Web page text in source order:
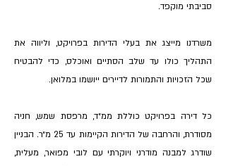
סביבתי מוקפד.
משרדנו מייצג את בעלי הדירות בפרויקט, וליווה את
התהליך כולו עד שלב הסתיים ואוכלס, כדי להבטיח
שכל הזכויות והתמורות לדיירים ייושמו במלואן.
כל דירה בפרויקט כוללת ממ״ד, מרפסת שמש, חניה
מסודרת, והרחבה של הדירות הקיימות עד 25 מ״ר. הבניין
שודרג למבנה מודרני ויוקרתי עם לובי מפואר, מעלית,